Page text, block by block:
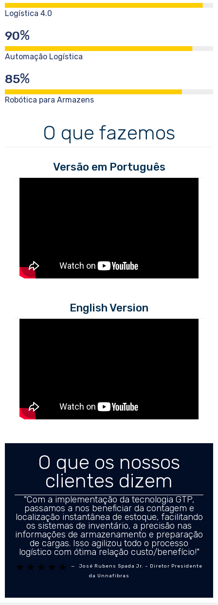
Logística 4.0
90%
Automação Logística
85%
Robótica para Armazens
O que fazemos
Versão em Português
English Version
O que os nossos
clientes dizem
"Com a implementação da tecnologia GTP,
passamos a nos beneficiar da contagem e
localização instantânea de estoque, facilitando
os sistemas de inventário, a precisão nas
informações de armazenamento e preparação
de cargas. Isso agilizou todo o processo
logístico com ótima relação custo/benefício!"
     —
José Rubens Spada Jr. – Diretor Presidente
da Unnafibras